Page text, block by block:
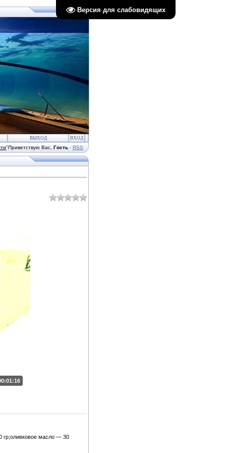
Версия для слабовидящих
ВЫХОД ВХОД
"Приветствую Вас Гость · RSS
гр;оливковое масло — 30